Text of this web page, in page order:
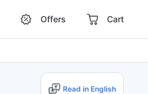
Offers Cart
Read in English